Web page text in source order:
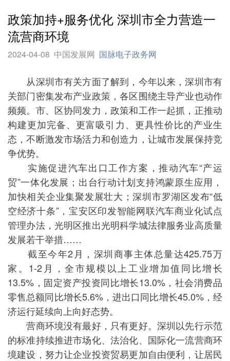
政策加持+服务优化 深圳市全力营造一
流营商环境
2024-04-08 中国发展网 国脉电子政务网
从深圳市有关方面了解到，今年以来，深圳市有
关部门密集发布产业政策，各区围绕主导产业也动作
频频。市、区协同发力，政策和工作一起抓，正推动
构建更加完备、更富吸引力、更具性价比的产业生
态，不断激发市场活力和创造力，让城市发展保持竞
争优势。
实施促进汽车出口工作方案，推动汽车“产运
贸”一体化发展；出台行动计划支持鸿蒙原生应用，
加快相关企业集聚发展壮大；深圳市罗湖区发布“低
空经济十条”，宝安区印发智能网联汽车商业化试点
管理办法，光明区推出光明科学城法律服务业高质量
发展若干举措……
截至今年2月，深圳商事主体总量达425.75万
家。1-2月，全市规模以上工业增加值同比增长
13.5%，固定资产投资同比增长13.0%，社会消费品
零售总额同比增长5.6%，进出口同比增长45.0%，经
济运行延续向上向好态势。
营商环境没有最好，只有更好。深圳以先行示范
的标准持续推进市场化、法治化、国际化一流营商环
境建设，努力让企业投资贸易更加自由便利，让居民